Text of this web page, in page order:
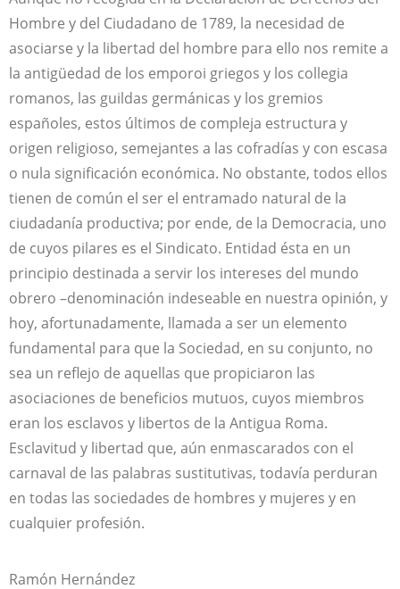
Hombre y del Ciudadano de 1789, la necesidad de
asociarse y la libertad del hombre para ello nos remite a
la antigüedad de los emporoi griegos y los collegia
romanos, las guildas germánicas y los gremios
españoles, estos últimos de compleja estructura y
origen religioso, semejantes a las cofradías y con escasa
o nula significación económica. No obstante, todos ellos
tienen de común el ser el entramado natural de la
ciudadanía productiva; por ende, de la Democracia, uno
de cuyos pilares es el Sindicato. Entidad ésta en un
principio destinada a servir los intereses del mundo
obrero –denominación indeseable en nuestra opinión, y
hoy, afortunadamente, llamada a ser un elemento
fundamental para que la Sociedad, en su conjunto, no
sea un reflejo de aquellas que propiciaron las
asociaciones de beneficios mutuos, cuyos miembros
eran los esclavos y libertos de la Antigua Roma.
Esclavitud y libertad que, aún enmascarados con el
carnaval de las palabras sustitutivas, todavía perduran
en todas las sociedades de hombres y mujeres y en
cualquier profesión.
Ramón Hernández